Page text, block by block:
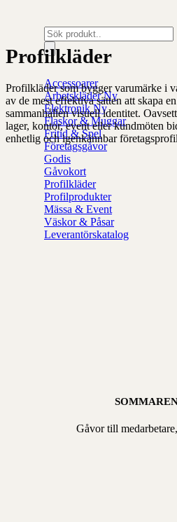
Produktsökning
Accessoarer
Arbetskläder
Elektronik
Flaskor & Muggar
Fritid & Spel
Företagsgåvor
Godis
Gåvokort
Profilkläder
Profilprodukter
Mässa & Event
Väskor & Påsar
Leverantörskatalog
Gåvor till
Profilkläder
Profilkläder som bygger varumärke i
av de mest effektiva sätten att skapa
sammanhållen visuell identitet.
lager, kontor, event eller kundmöten
enhetlig och igenkännbar